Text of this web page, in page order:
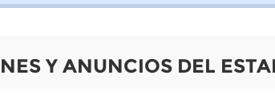
Y ANUNCIOS DEL